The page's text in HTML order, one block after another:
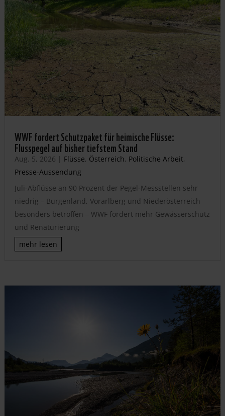
WWF fordert Schutzpaket für heimische Flüsse:
Flusspegel auf bisher tiefstem Stand
Aug. 5, 2026 | Flüsse, Österreich, Politische Arbeit,
Presse-Aussendung
Juli-Abflüsse an 90 Prozent der Pegel-Messstellen sehr
niedrig – Burgenland, Vorarlberg und Niederösterreich
besonders betroffen – WWF fordert mehr Gewässerschutz
und Renaturierung
mehr lesen